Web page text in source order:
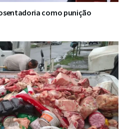
como punição